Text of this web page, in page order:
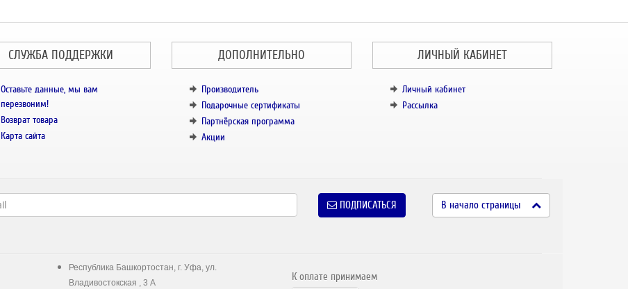
СЛУЖБА ПОДДЕРЖКИ
Оставьте данные, мы вам
перезвоним!
Возврат товара
Карта сайта
ДОПОЛНИТЕЛЬНО
Производитель
Подарочные сертификаты
Партнёрская программа
Акции
ЛИЧНЫЙ КАБИНЕТ
Личный кабинет
Рассылка
ПОДПИСАТЬСЯ В начало страницы
Республика Башкортостан, г. Уфа, ул.
Владивостокская , 3 А
К оплате принимаем